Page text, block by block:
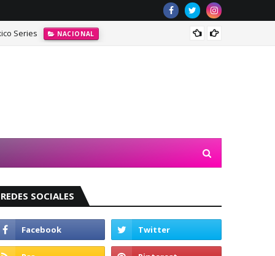
Series NACIONAL
REDES SOCIALES